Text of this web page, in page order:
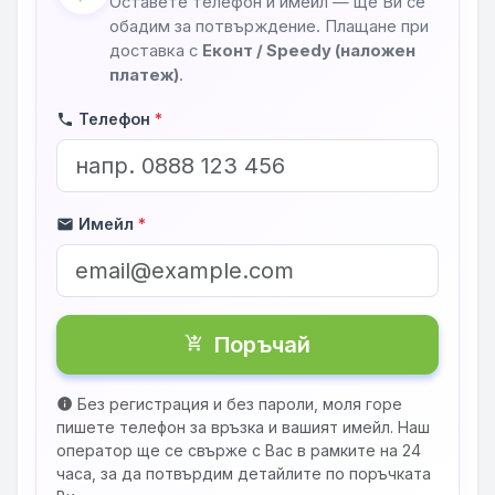
обадим за потвърждение. Плащане при
доставка с Еконт / Speedy (наложен
платеж).
phone Телефон *
mail Имейл *
shopping_cart_checkout Поръчай
info Без регистрация и без пароли, моля горе
пишете телефон за връзка и вашият имейл. Наш
оператор ще се свърже с Вас в рамките на 24
часа, за да потвърдим детайлите по поръчката